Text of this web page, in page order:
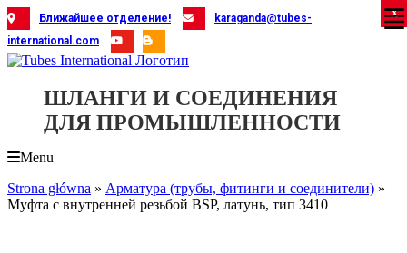
Skip
to
content
Ближайшее отделение!
karaganda@tubes-
international.com
ШЛАНГИ И СОЕДИНЕНИЯ
ДЛЯ ПРОМЫШЛЕННОСТИ
Menu
Strona główna » Арматура (трубы, фитинги и соединители) »
Муфта с внутренней резьбой BSP, латунь, тип 3410
X
X
X
X
X
X
X
X
X
X
X
X
X
X
X
X
X
X
X